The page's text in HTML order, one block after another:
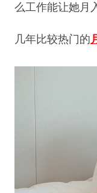
么工作能让她月
几年比较热门的